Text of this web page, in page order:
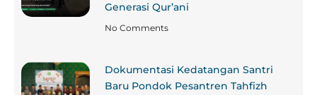
Generasi Qur’ani
No Comments
Dokumentasi Kedatangan Santri
Baru Pondok Pesantren Tahfizh